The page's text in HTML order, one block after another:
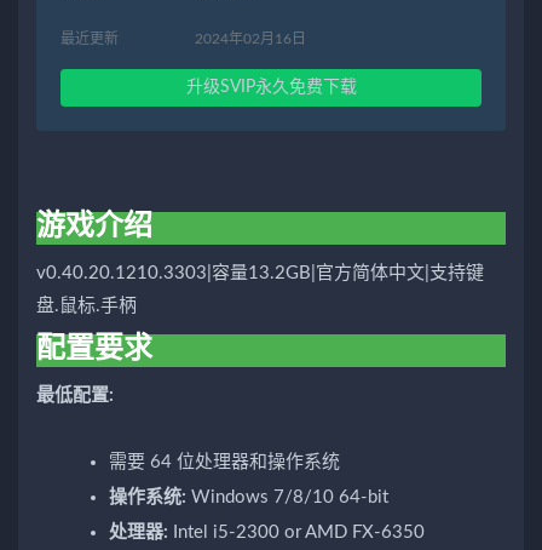
最近更新 2024年02月16日
升级SVIP永久免费下载
游戏介绍
v0.40.20.1210.3303|容量13.2GB|官方简体中文|支持键
盘.鼠标.手柄
配置要求
最低配置:
需要 64 位处理器和操作系统
操作系统: Windows 7/8/10 64-bit
处理器: Intel i5-2300 or AMD FX-6350